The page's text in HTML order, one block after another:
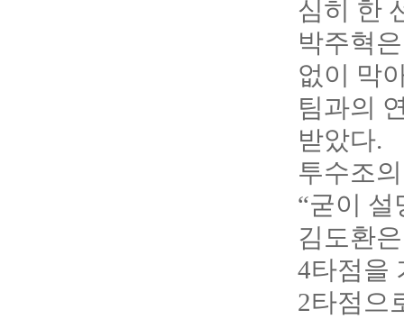
심히 한
박주혁
없이 막
팀과의
받았다.
투수조
“굳이 설
김도환
4타점을
2타점으